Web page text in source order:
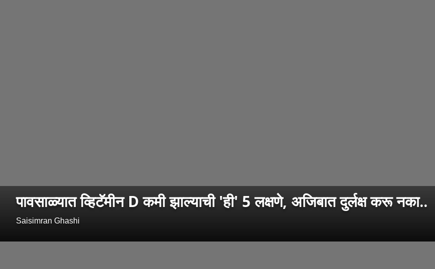
पावसाळ्यात व्हिटॅमीन D कमी झाल्याची 'ही' 5 लक्षणे, अजिबात दुर्लक्ष करू नका..
Saisimran Ghashi